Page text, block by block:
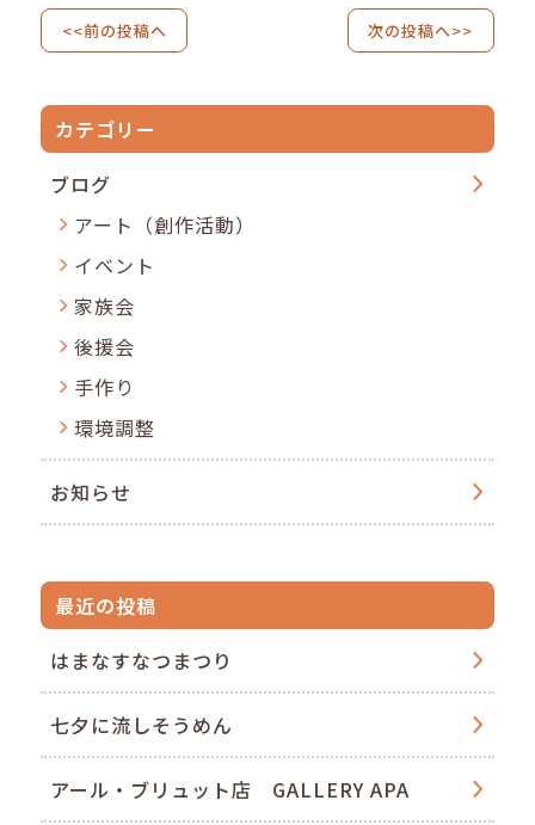
<<前の投稿へ 次の投稿へ>>
カテゴリー
ブログ
アート（創作活動）
イベント
家族会
後援会
手作り
環境調整
お知らせ
最近の投稿
はまなすなつまつり
七夕に流しそうめん
アール・ブリュット店 GALLERY APA